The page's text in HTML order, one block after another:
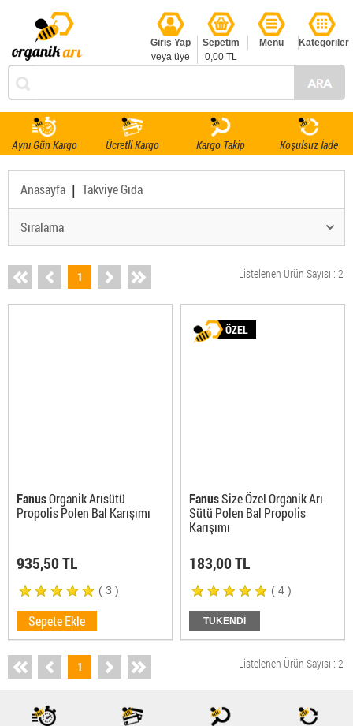
Giriş Yap
veya üye
Sepetim
0,00 TL
Menü Kategoriler
Aynı Gün Kargo Ücretli Kargo Kargo Takip Koşulsuz İade
Anasayfa | Takviye Gıda
Sıralama
1 Listelenen Ürün Sayısı : 2
FanusOrganik Arısütü
Propolis Polen Bal Karışımı
935,50 TL
( 3 )
Sepete Ekle
FanusSize Özel Organik Arı
Sütü Polen Bal Propolis
Karışımı
ÖZEL
183,00 TL
( 4 )
TÜKENDİ
1 Listelenen Ürün Sayısı : 2